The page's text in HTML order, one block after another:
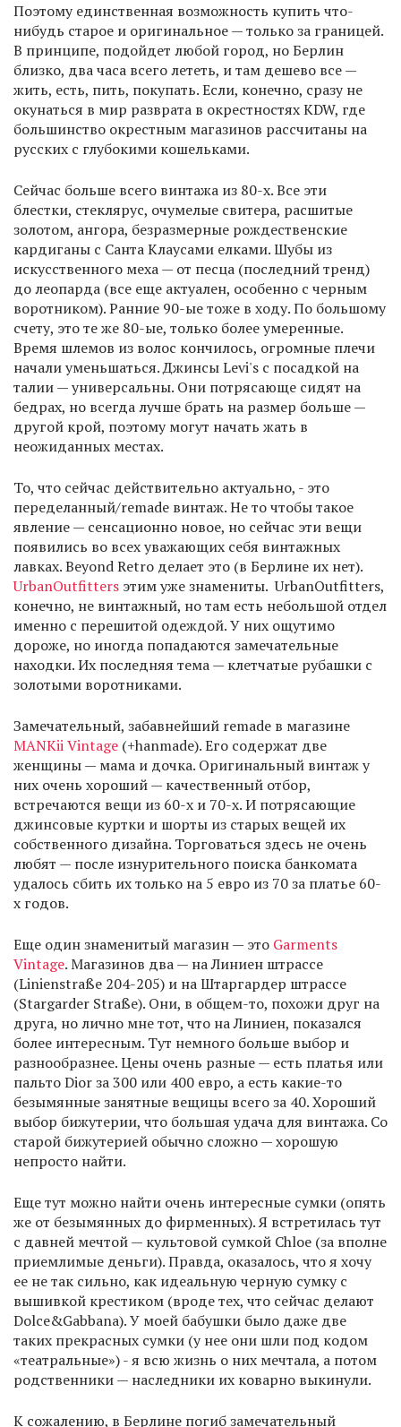
Поэтому единственная возможность купить что-
нибудь старое и оригинальное — только за границей.
В принципе, подойдет любой город, но Берлин
близко, два часа всего лететь, и там дешево все —
жить, есть, пить, покупать. Если, конечно, сразу не
окунаться в мир разврата в окрестностях KDW, где
большинство окрестным магазинов рассчитаны на
русских с глубокими кошельками.
Сейчас больше всего винтажа из 80-х. Все эти
блестки, стеклярус, очумелые свитера, расшитые
золотом, ангора, безразмерные рождественские
кардиганы с Санта Клаусами елками. Шубы из
искусственного меха — от песца (последний тренд)
до леопарда (все еще актуален, особенно с черным
воротником). Ранние 90-ые тоже в ходу. По большому
счету, это те же 80-ые, только более умеренные.
Время шлемов из волос кончилось, огромные плечи
начали уменьшаться. Джинсы Levi's с посадкой на
талии — универсальны. Они потрясающе сидят на
бедрах, но всегда лучше брать на размер больше —
другой крой, поэтому могут начать жать в
неожиданных местах.
То, что сейчас действительно актуально, - это
переделанный/remade винтаж. Не то чтобы такое
явление — сенсационно новое, но сейчас эти вещи
появились во всех уважающих себя винтажных
лавках. Beyond Retro делает это (в Берлине их нет).
UrbanOutfitters этим уже знамениты. UrbanOutfitters,
конечно, не винтажный, но там есть небольшой отдел
именно с перешитой одеждой. У них ощутимо
дороже, но иногда попадаются замечательные
находки. Их последняя тема — клетчатые рубашки с
золотыми воротниками.
Замечательный, забавнейший remade в магазине
MANKii Vintage (+hanmade). Его содержат две
женщины — мама и дочка. Оригинальный винтаж у
них очень хороший — качественный отбор,
встречаются вещи из 60-х и 70-х. И потрясающие
джинсовые куртки и шорты из старых вещей их
собственного дизайна. Торговаться здесь не очень
любят — после изнурительного поиска банкомата
удалось сбить их только на 5 евро из 70 за платье 60-
х годов.
Еще один знаменитый магазин — это Garments
Vintage. Магазинов два — на Линиен штрассе
(Linienstraße 204-205) и на Штаргардер штрассе
(Stargarder Straße). Они, в общем-то, похожи друг на
друга, но лично мне тот, что на Линиен, показался
более интересным. Тут немного больше выбор и
разнообразнее. Цены очень разные — есть платья или
пальто Dior за 300 или 400 евро, а есть какие-то
безымянные занятные вещицы всего за 40. Хороший
выбор бижутерии, что большая удача для винтажа. Со
старой бижутерией обычно сложно — хорошую
непросто найти.
Еще тут можно найти очень интересные сумки (опять
же от безымянных до фирменных). Я встретилась тут
с давней мечтой — культовой сумкой Chloe (за вполне
приемлимые деньги). Правда, оказалось, что я хочу
ее не так сильно, как идеальную черную сумку с
вышивкой крестиком (вроде тех, что сейчас делают
Dolce&Gabbana). У моей бабушки было даже две
таких прекрасных сумки (у нее они шли под кодом
«театральные») - я всю жизнь о них мечтала, а потом
родственники — наследники их коварно выкинули.
К сожалению, в Берлине погиб замечательный